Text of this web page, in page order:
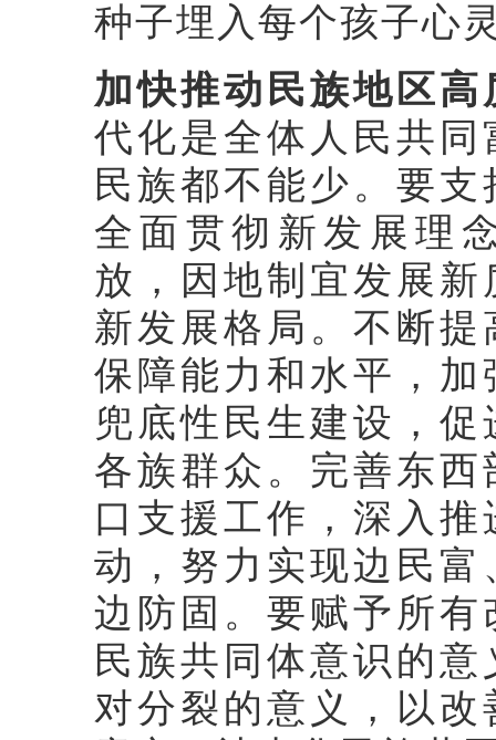
种子埋入每个孩子心
加快推动民族地区
代化是全体人民共
民族都不能少。要
全面贯彻新发展理
放，因地制宜发展
新发展格局。不断
保障能力和水平，
兜底性民生建设，
各族群众。完善东
口支援工作，深入
动，努力实现边民
边防固。要赋予所
民族共同体意识的
对分裂的意义，以